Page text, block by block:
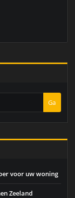
Ga
voor uw woning
Zeeland